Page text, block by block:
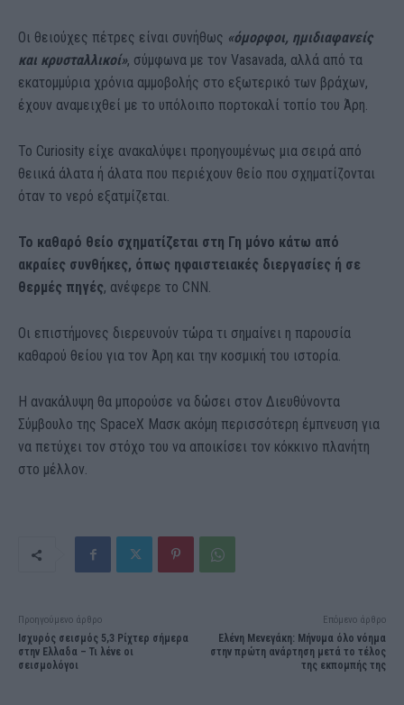
Οι θειούχες πέτρες είναι συνήθως «όμορφοι, ημιδιαφανείς
και κρυσταλλικοί», σύμφωνα με τον Vasavada, αλλά από τα
εκατομμύρια χρόνια αμμοβολής στο εξωτερικό των βράχων,
έχουν αναμειχθεί με το υπόλοιπο πορτοκαλί τοπίο του Άρη.
Το Curiosity είχε ανακαλύψει προηγουμένως μια σειρά από
θειικά άλατα ή άλατα που περιέχουν θείο που σχηματίζονται
όταν το νερό εξατμίζεται.
Το καθαρό θείο σχηματίζεται στη Γη μόνο κάτω από
ακραίες συνθήκες, όπως ηφαιστειακές διεργασίες ή σε
θερμές πηγές, ανέφερε το CNN.
Οι επιστήμονες διερευνούν τώρα τι σημαίνει η παρουσία
καθαρού θείου για τον Άρη και την κοσμική του ιστορία.
Η ανακάλυψη θα μπορούσε να δώσει στον Διευθύνοντα
Σύμβουλο της SpaceX Μασκ ακόμη περισσότερη έμπνευση για
να πετύχει τον στόχο του να αποικίσει τον κόκκινο πλανήτη
στο μέλλον.
Προηγούμενο άρθρο
Ισχυρός σεισμός 5,3 Ρίχτερ σήμερα
στην Ελλαδα – Τι λένε οι
σεισμολόγοι
Επόμενο άρθρο
Ελένη Μενεγάκη: Μήνυμα όλο νόημα
στην πρώτη ανάρτηση μετά το τέλος
της εκπομπής της